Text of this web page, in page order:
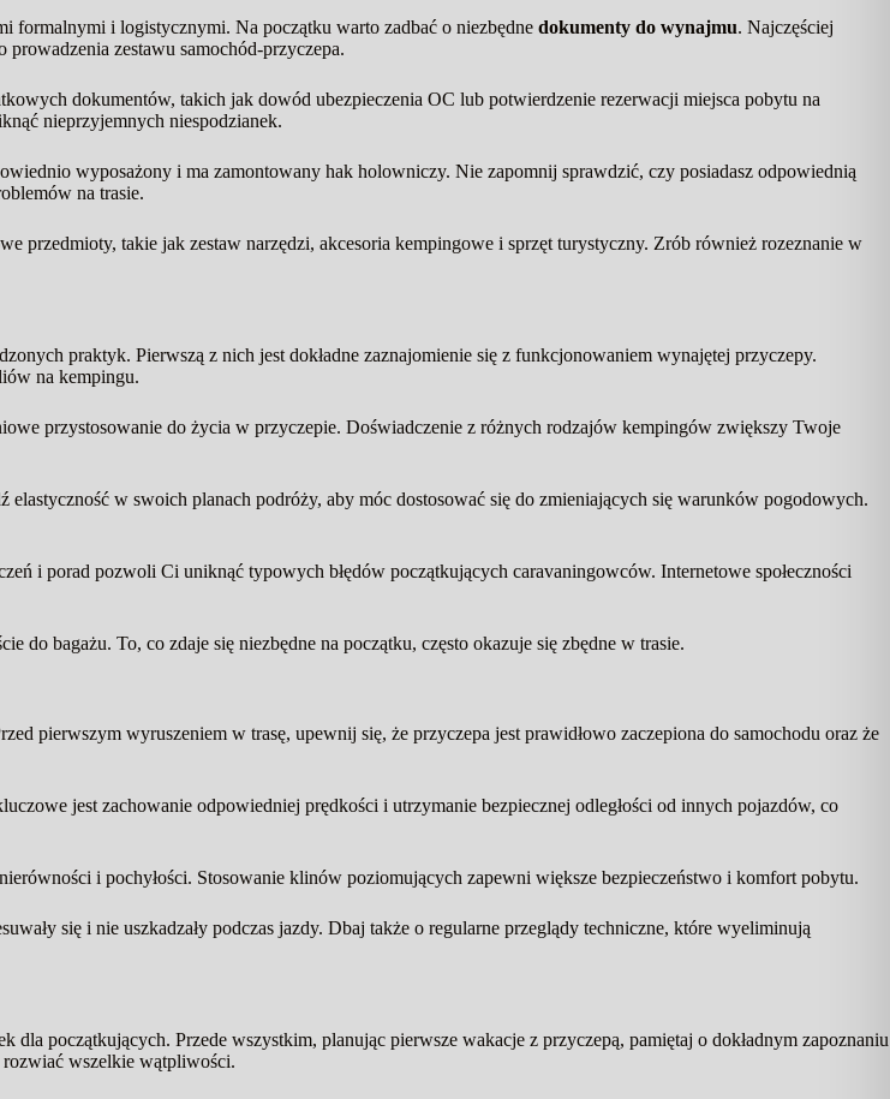
formalnymi i logistycznymi. Na początku warto zadbać o niezbędne dokumenty do wynajmu. Najczęściej
zestawu samochód-przyczepa.
dokumentów, takich jak dowód ubezpieczenia OC lub potwierdzenie rezerwacji miejsca pobytu na
nieprzyjemnych niespodzianek.
wyposażony i ma zamontowany hak holowniczy. Nie zapomnij sprawdzić, czy posiadasz odpowiednią
na trasie.
przedmioty, takie jak zestaw narzędzi, akcesoria kempingowe i sprzęt turystyczny. Zrób również rozeznanie w
praktyk. Pierwszą z nich jest dokładne zaznajomienie się z funkcjonowaniem wynajętej przyczepy.
na kempingu.
przystosowanie do życia w przyczepie. Doświadczenie z różnych rodzajów kempingów zwiększy Twoje
w swoich planach podróży, aby móc dostosować się do zmieniających się warunków pogodowych.
i porad pozwoli Ci uniknąć typowych błędów początkujących caravaningowców. Internetowe społeczności
do bagażu. To, co zdaje się niezbędne na początku, często okazuje się zbędne w trasie.
pierwszym wyruszeniem w trasę, upewnij się, że przyczepa jest prawidłowo zaczepiona do samochodu oraz że
jest zachowanie odpowiedniej prędkości i utrzymanie bezpiecznej odległości od innych pojazdów, co
i pochyłości. Stosowanie klinów poziomujących zapewni większe bezpieczeństwo i komfort pobytu.
się i nie uszkadzały podczas jazdy. Dbaj także o regularne przeglądy techniczne, które wyeliminują
początkujących. Przede wszystkim, planując pierwsze wakacje z przyczepą, pamiętaj o dokładnym zapoznaniu
wszelkie wątpliwości.